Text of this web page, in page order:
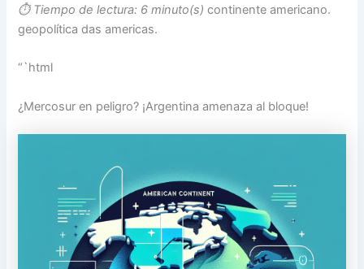
⏱️ Tiempo de lectura: 6 minuto(s) continente americano.
geopolítica das americas.
“`html
¿Mercosur en peligro? ¡Argentina amenaza al bloque!